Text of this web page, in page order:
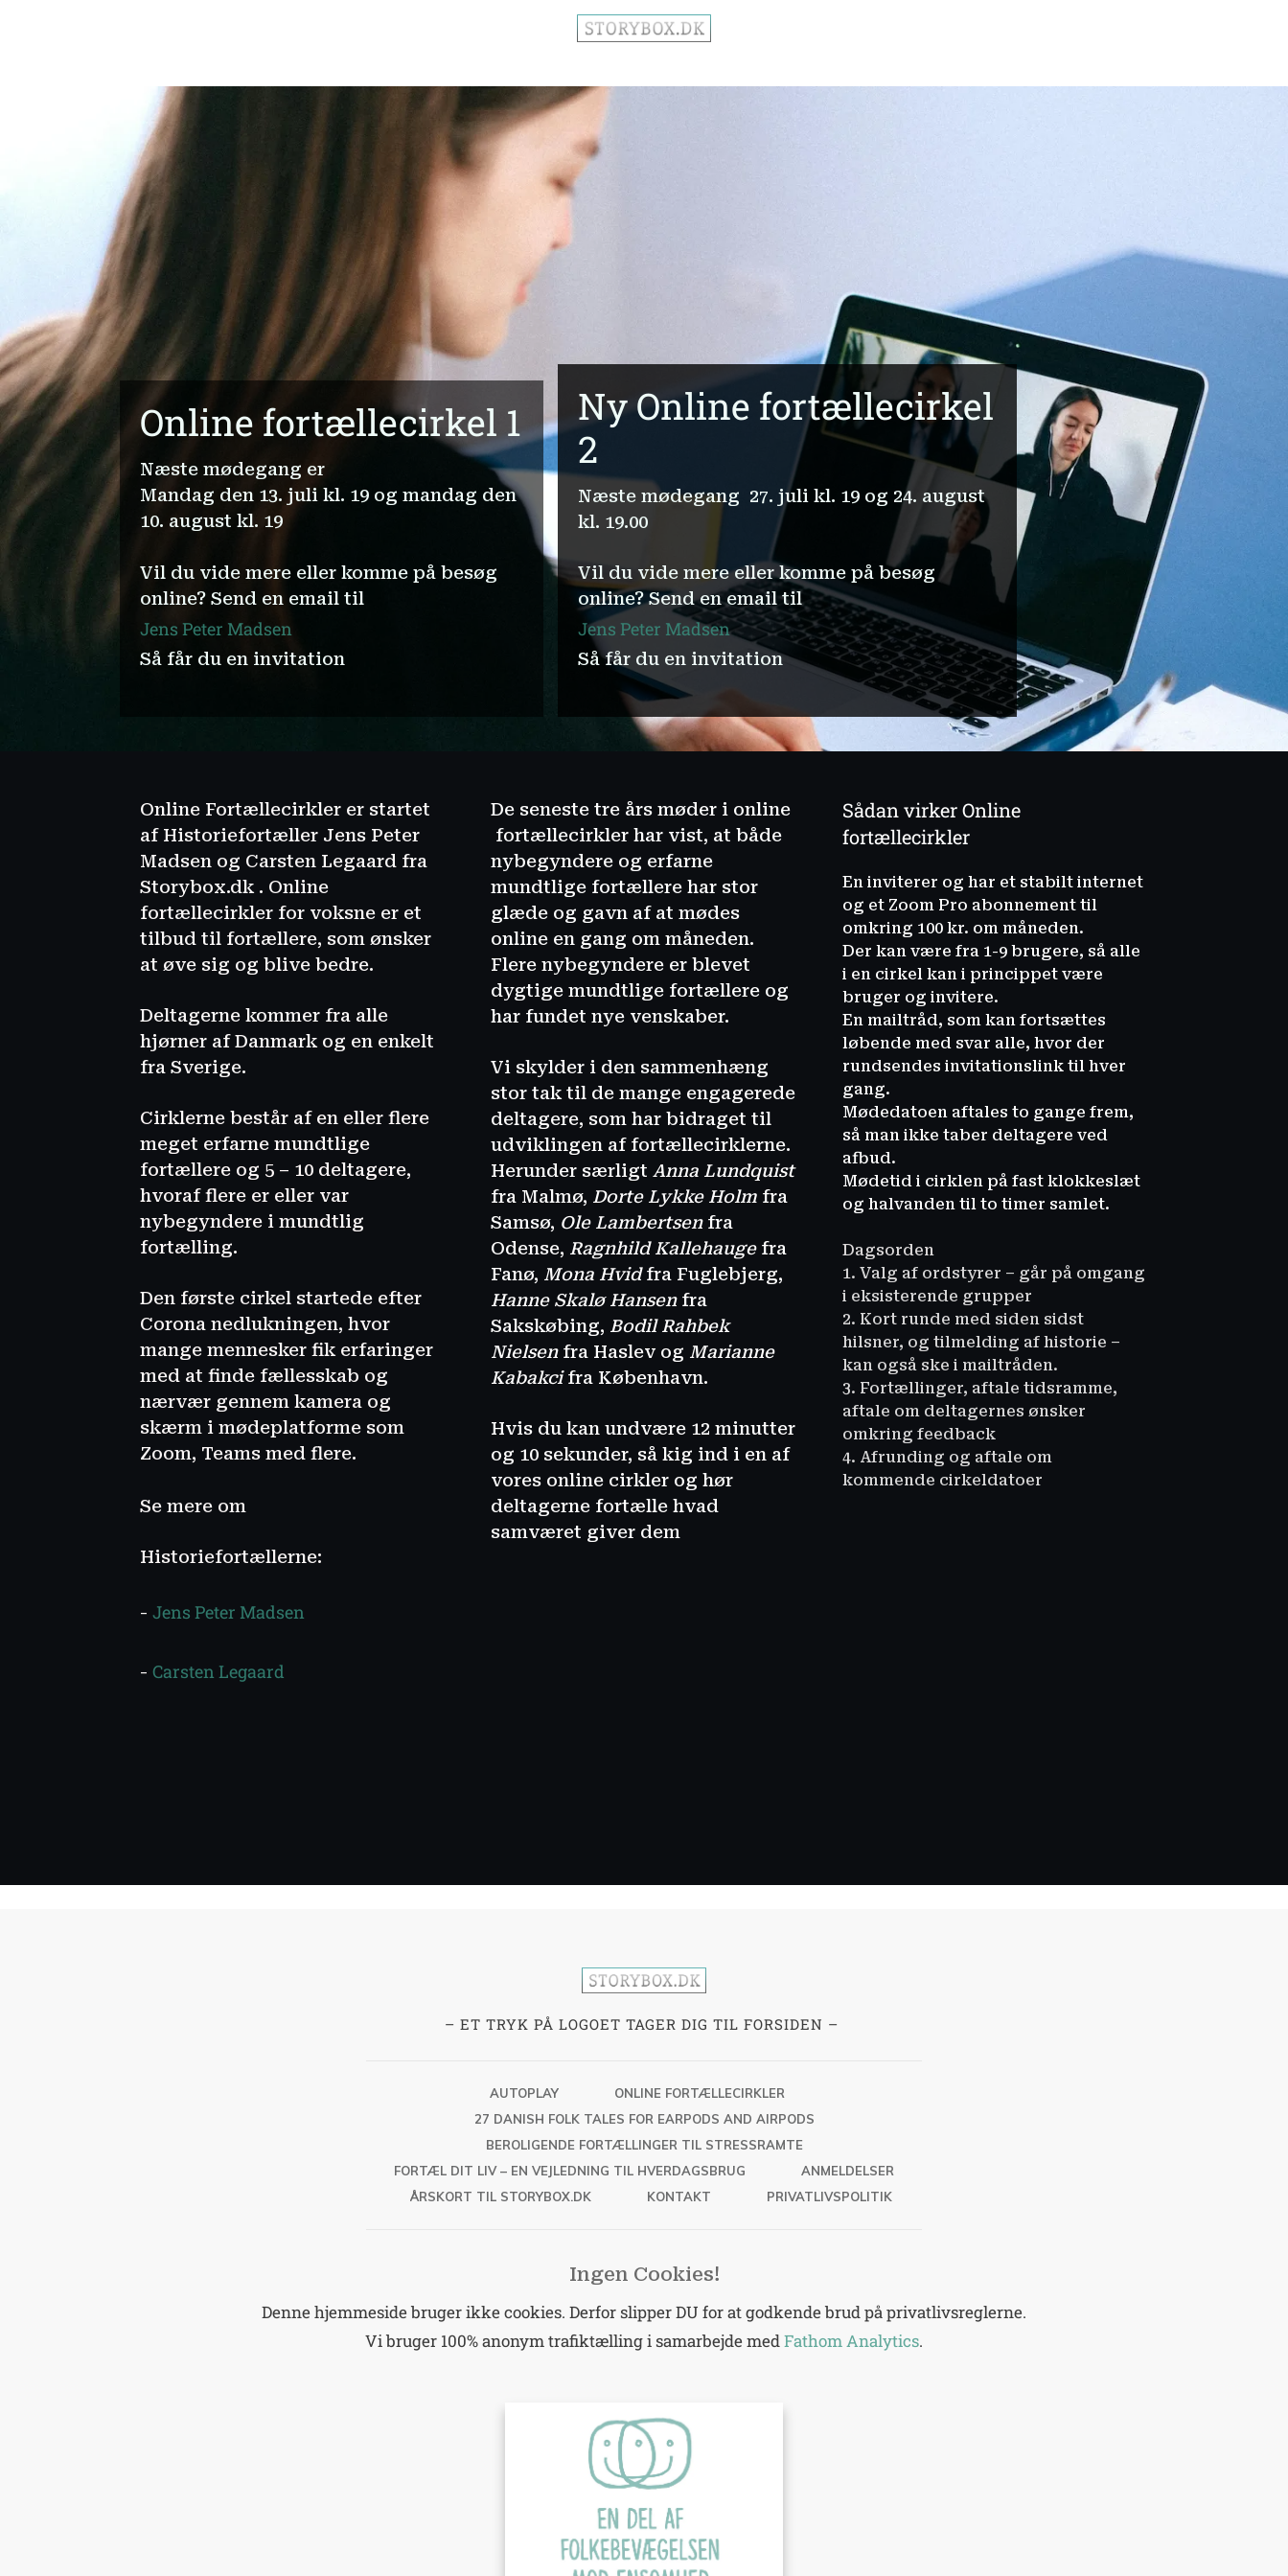
Online fortællecirkel 1
Næste mødegang er
Mandag den 13. juli kl. 19 og mandag den
10. august kl. 19
Vil du vide mere eller komme på besøg
online? Send en email til
Jens Peter Madsen
Så får du en invitation
Ny Online fortællecirkel
2
Næste mødegang 27. juli kl. 19 og 24. august
kl. 19.00
Vil du vide mere eller komme på besøg
online? Send en email til
Jens Peter Madsen
Så får du en invitation
Online Fortællecirkler er startet
af Historiefortæller Jens Peter
Madsen og Carsten Legaard fra
Storybox.dk . Online
fortællecirkler for voksne er et
tilbud til fortællere, som ønsker
at øve sig og blive bedre.
Deltagerne kommer fra alle
hjørner af Danmark og en enkelt
fra Sverige.
Cirklerne består af en eller flere
meget erfarne mundtlige
fortællere og 5 – 10 deltagere,
hvoraf flere er eller var
nybegyndere i mundtlig
fortælling.
Den første cirkel startede efter
Corona nedlukningen, hvor
mange mennesker fik erfaringer
med at finde fællesskab og
nærvær gennem kamera og
skærm i mødeplatforme som
Zoom, Teams med flere.
Se mere om
Historiefortællerne:
- Jens Peter Madsen
- Carsten Legaard
De seneste tre års møder i online
fortællecirkler har vist, at både
nybegyndere og erfarne
mundtlige fortællere har stor
glæde og gavn af at mødes
online en gang om måneden.
Flere nybegyndere er blevet
dygtige mundtlige fortællere og
har fundet nye venskaber.
Vi skylder i den sammenhæng
stor tak til de mange engagerede
deltagere, som har bidraget til
udviklingen af fortællecirklerne.
Herunder særligt Anna Lundquist
fra Malmø, Dorte Lykke Holm fra
Samsø, Ole Lambertsenfra
Odense, Ragnhild Kallehaugefra
Fanø, Mona Hvidfra Fuglebjerg,
Hanne Skalø Hansenfra
Sakskøbing, Bodil Rahbek
Nielsen fra Haslev og Marianne
Kabakcifra København.
Hvis du kan undvære 12 minutter
og 10 sekunder, så kig ind i en af
vores online cirkler og hør
deltagerne fortælle hvad
samværet giver dem
Sådan virker Online
fortællecirkler
En inviterer og har et stabilt internet
og et Zoom Pro abonnement til
omkring 100 kr. om måneden.
Der kan være fra 1-9 brugere, så alle
i en cirkel kan i princippet være
bruger og invitere.
En mailtråd, som kan fortsættes
løbende med svar alle, hvor der
rundsendes invitationslink til hver
gang.
Mødedatoen aftales to gange frem,
så man ikke taber deltagere ved
afbud.
Mødetid i cirklen på fast klokkeslæt
og halvanden til to timer samlet.
Dagsorden
1. Valg af ordstyrer – går på omgang
i eksisterende grupper
2. Kort runde med siden sidst
hilsner, og tilmelding af historie –
kan også ske i mailtråden.
3. Fortællinger, aftale tidsramme,
aftale om deltagernes ønsker
omkring feedback
4. Afrunding og aftale om
kommende cirkeldatoer
– ET TRYK PÅ LOGOET TAGER DIG TIL FORSIDEN –
AUTOPLAY
ONLINE FORTÆLLECIRKLER
27 DANISH FOLK TALES FOR EARPODS AND AIRPODS
BEROLIGENDE FORTÆLLINGER TIL STRESSRAMTE
FORTÆL DIT LIV – EN VEJLEDNING TIL HVERDAGSBRUG
ANMELDELSER
ÅRSKORT TIL STORYBOX.DK
KONTAKT PRIVATLIVSPOLITIK
Ingen Cookies!
Denne hjemmeside bruger ikke cookies. Derfor slipper DU for at godkende brud på privatlivsreglerne.
Vi bruger 100% anonym trafiktælling i samarbejde medFathom Analytics.